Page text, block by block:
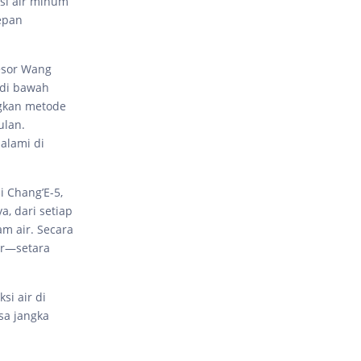
Wang
bawah
metode
di
5,
dari setiap
air. Secara
air di
jangka